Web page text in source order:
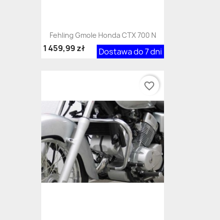
Fehling Gmole Honda CTX 700 N
Dostawa do 7 dni
1 459,99 zł
favorite_border